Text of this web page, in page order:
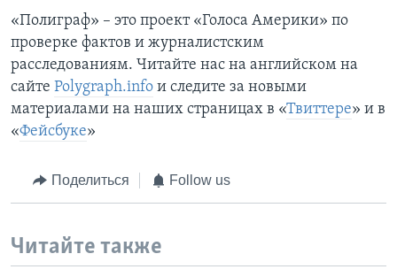
«Полиграф» – это проект «Голоса Америки» по
проверке фактов и журналистским
расследованиям. Читайте нас на английском на
сайте Polygraph.info и следите за новыми
материалами на наших страницах в «Твиттере» и в
«Фейсбуке»
Поделиться Follow us
Читайте также